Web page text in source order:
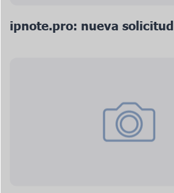
ipnote.pro: nueva solicitud